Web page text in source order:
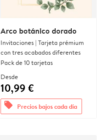
Arco botánico dorado
Invitaciones | Tarjeta prémium
con tres acabados diferentes
Pack de 10 tarjetas
Desde
10,99 €
offers Precios bajos cada día